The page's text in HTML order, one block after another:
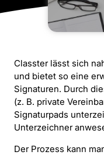
Classter lässt sich
und bietet so eine
Signaturen. Durch
(z. B. private
Signaturpads
Unterzeichner
Der Prozess kann